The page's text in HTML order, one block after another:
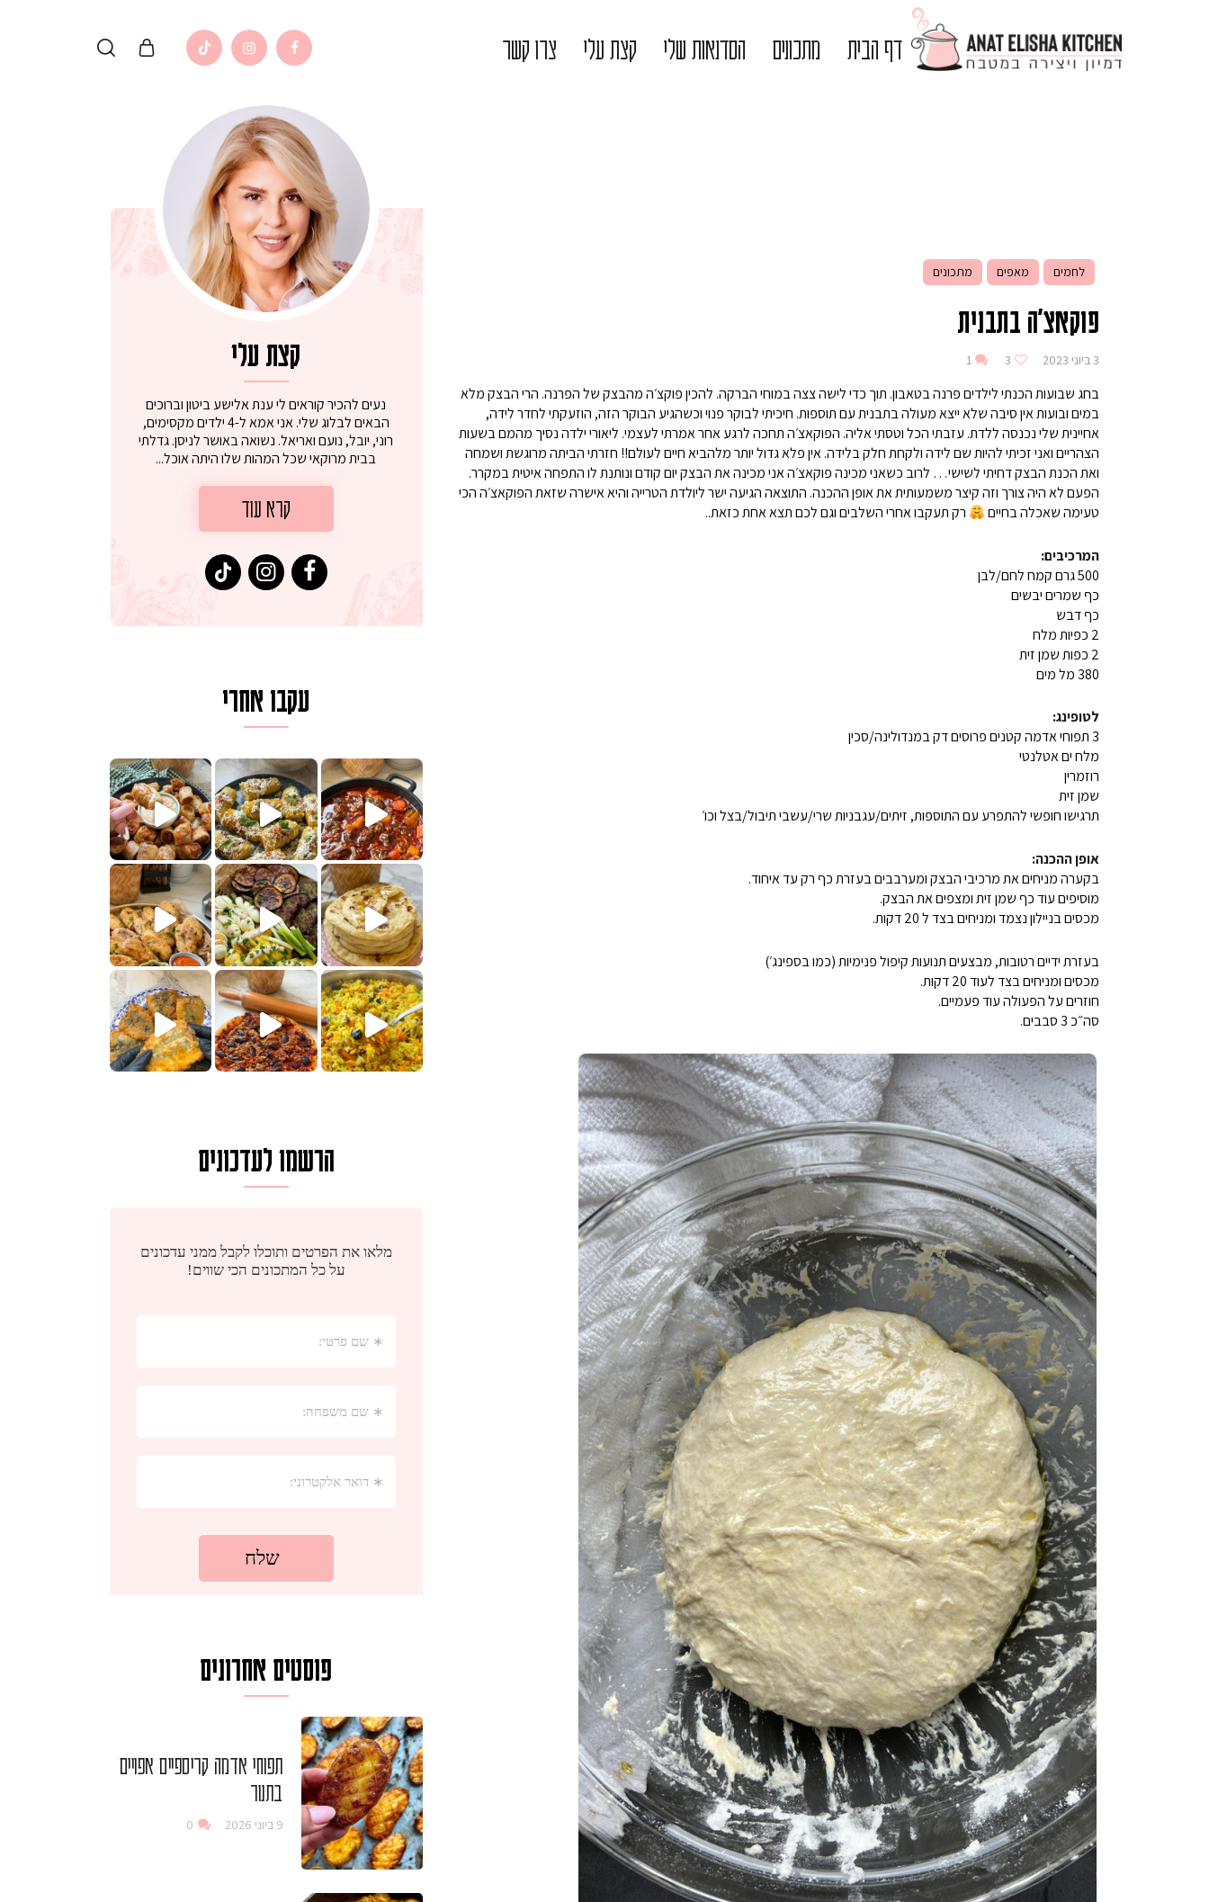
דף הבית מתכונים הסדנאות שלי קצת עלי צרו קשר
לחמים מאפים מתכונים
פוקאצ׳ה בתבנית
3 ביוני 2023 3
1
בחג שבועות הכנתי לילדים פרנה בטאבון. תוך כדי לישה צצה במוחי הברקה. להכין פוקצ׳ה מהבצק של הפרנה. הרי הבצק מלא
במים ובועות אין סיבה שלא ייצא מעולה בתבנית עם תוספות. חיכיתי לבוקר פנוי וכשהגיע הבוקר הזה, הוזעקתי לחדר לידה,
אחיינית שלי נכנסה ללדת. עזבתי הכל וטסתי אליה. הפוקאצ׳ה תחכה לרגע אחר אמרתי לעצמי. ליאורי ילדה נסיך מהמם בשעות
הצהריים ואני זכיתי להיות שם לידה ולקחת חלק בלידה. אין פלא גדול יותר מלהביא חיים לעולם!! חזרתי הביתה מרוגשת ושמחה
ואת הכנת הבצק דחיתי לשישי… לרוב כשאני מכינה פוקאצ׳ה אני מכינה את הבצק יום קודם ונותנת לו התפחה איטית במקרר.
הפעם לא היה צורך וזה קיצר משמעותית את אופן ההכנה. התוצאה הגיעה ישר ליולדת הטרייה והיא אישרה שזאת הפוקאצ׳ה הכי
טעימה שאכלה בחיים
רק תעקבו אחרי השלבים וגם לכם תצא אחת כזאת..
המרכיבים:
500 גרם קמח לחם/לבן
כף שמרים יבשים
כף דבש
2 כפיות מלח
2 כפות שמן זית
380 מל מים
לטופינג:
3 תפוחי אדמה קטנים פרוסים דק במנדולינה/סכין
מלח ים אטלנטי
רוזמרין
שמן זית
תרגישו חופשי להתפרע עם התוספות, זיתים/עגבניות שרי/עשבי תיבול/בצל וכו׳
אופן ההכנה:
בקערה מניחים את מרכיבי הבצק ומערבבים בעזרת כף רק עד איחוד.
מוסיפים עוד כף שמן זית ומצפים את הבצק.
מכסים בניילון נצמד ומניחים בצד ל 20 דקות.
בעזרת ידיים רטובות, מבצעים תנועות קיפול פנימיות (כמו בספינג׳)
מכסים ומניחים בצד לעוד 20 דקות.
חוזרים על הפעולה עוד פעמיים.
סה״כ 3 סבבים.
קצת עלי
נעים להכיר קוראים לי ענת אלישע ביטון וברוכים
הבאים לבלוג שלי. אני אמא ל-4 ילדים מקסימים,
רוני, יובל, נועם ואריאל. נשואה באושר לניסן. גדלתי
בבית מרוקאי שכל המהות שלו היתה אוכל...
קרא עוד
עקבו אחרי
. גולש המר
קלחי תירס צרובים על מחבת עם גבינה בולגרית מעודנת מ
נשנושי פרגיות קריספיים ממכרים שמכינים בכמה דקות עב
לחם מחבת שהוא שילוב של מופלטה וספינז׳, רעיון מעולאז מה בשבילכם? בפ
פסטל טוניסאי לתשעת הימים, חשבתי מה לחדש לכם ונראה
למתכון
פיצה של תשעת הימים ולמה היא נקראת ככה? ההסבר בסרטו
מז׳ווז׳ין או בתרגום לעברית, מחותניםמתכון ראש
הרשמו לעדכונים
פוסטים אחרונים
תפוחי אדמה קריספיים אפויים
בתנור
9 ביוני 2026 0